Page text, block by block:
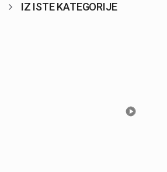
IZ ISTE KATEGORIJE